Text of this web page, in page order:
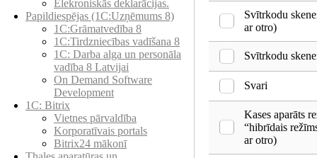
Elekroniskās deklarācijas.
Papildiespējas (1C:Uzņēmums 8)
1C:Grāmatvedība 8
1C:Tirdzniecības vadīšana 8
1С: Darba alga un personāla
vadība 8 Latvijai
On Demand Software
Development
1C: Bitrix
Vietnes pārvaldība
Korporatīvais portals
Bitrix24 mākonī
Svītrkodu
ar otro)
Svītrkodu
Svari
Kases aparāts
“hibrīdais
ar otro)